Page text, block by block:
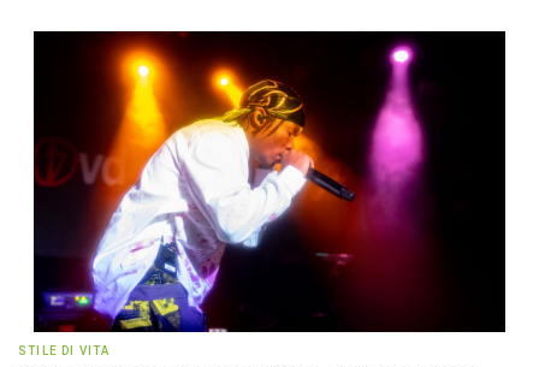
STILE DI VITA